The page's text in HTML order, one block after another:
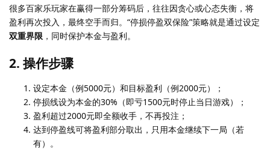
很多百家乐玩家在赢得一部分筹码后，往往因贪心或心态失衡，将
盈利再次投入，最终空手而归。“停损停盈双保险”策略就是通过设定
双重界限 ，同时保护本金与盈利。
2. 操作步骤
设定本金（例5000元）和目标盈利（例2000元）；
停损线设为本金的30%（即亏1500元时停止当日游戏）；
盈利超过2000元即全额收手，不再投注；
达到停盈线可将盈利部分取出，只用本金继续下一局（若
有）。